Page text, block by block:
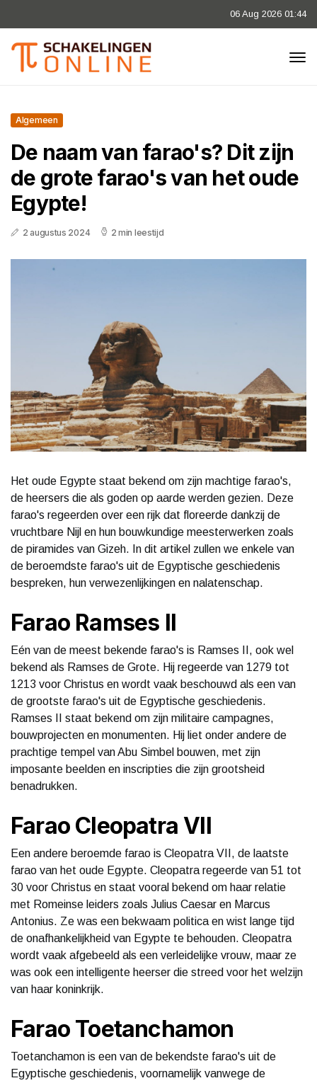
06 Aug 2026 01:44
Algemeen
De naam van farao's? Dit zijn
de grote farao's van het oude
Egypte!
2 augustus 2024 2 min leestijd
Het oude Egypte staat bekend om zijn machtige farao's,
de heersers die als goden op aarde werden gezien. Deze
farao's regeerden over een rijk dat floreerde dankzij de
vruchtbare Nijl en hun bouwkundige meesterwerken zoals
de piramides van Gizeh. In dit artikel zullen we enkele van
de beroemdste farao's uit de Egyptische geschiedenis
bespreken, hun verwezenlijkingen en nalatenschap.
Farao Ramses II
Eén van de meest bekende farao's is Ramses II, ook wel
bekend als Ramses de Grote. Hij regeerde van 1279 tot
1213 voor Christus en wordt vaak beschouwd als een van
de grootste farao's uit de Egyptische geschiedenis.
Ramses II staat bekend om zijn militaire campagnes,
bouwprojecten en monumenten. Hij liet onder andere de
prachtige tempel van Abu Simbel bouwen, met zijn
imposante beelden en inscripties die zijn grootsheid
benadrukken.
Farao Cleopatra VII
Een andere beroemde farao is Cleopatra VII, de laatste
farao van het oude Egypte. Cleopatra regeerde van 51 tot
30 voor Christus en staat vooral bekend om haar relatie
met Romeinse leiders zoals Julius Caesar en Marcus
Antonius. Ze was een bekwaam politica en wist lange tijd
de onafhankelijkheid van Egypte te behouden. Cleopatra
wordt vaak afgebeeld als een verleidelijke vrouw, maar ze
was ook een intelligente heerser die streed voor het welzijn
van haar koninkrijk.
Farao Toetanchamon
Toetanchamon is een van de bekendste farao's uit de
Egyptische geschiedenis, voornamelijk vanwege de